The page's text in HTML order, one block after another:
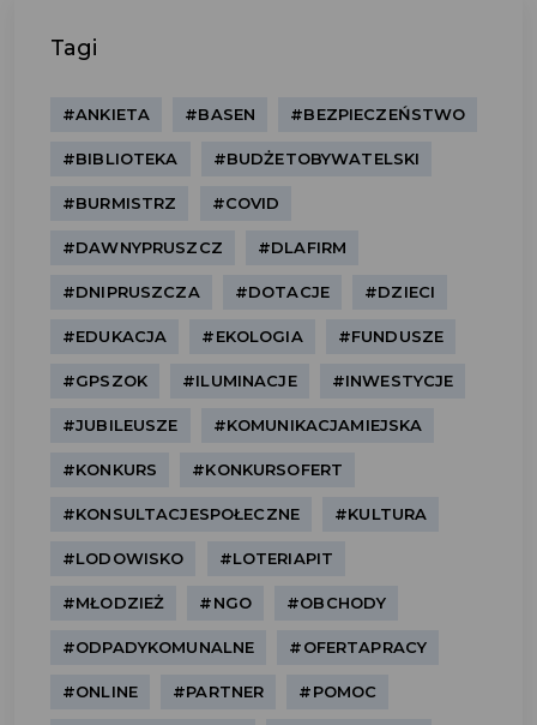
Tagi
#ANKIETA #BASEN #BEZPIECZEŃSTWO
#BIBLIOTEKA #BUDŻETOBYWATELSKI
#BURMISTRZ #COVID
#DAWNYPRUSZCZ #DLAFIRM
#DNIPRUSZCZA #DOTACJE #DZIECI
#EDUKACJA #EKOLOGIA #FUNDUSZE
#GPSZOK #ILUMINACJE #INWESTYCJE
#JUBILEUSZE #KOMUNIKACJAMIEJSKA
#KONKURS #KONKURSOFERT
#KONSULTACJESPOŁECZNE #KULTURA
#LODOWISKO #LOTERIAPIT
#MŁODZIEŻ #NGO #OBCHODY
#ODPADYKOMUNALNE #OFERTAPRACY
#ONLINE #PARTNER #POMOC